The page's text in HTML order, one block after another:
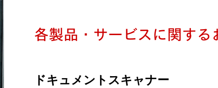
各製品・サービスに関する
ドキュメントスキャナー